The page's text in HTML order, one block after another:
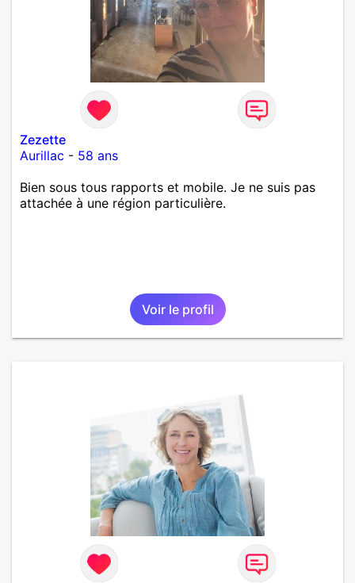
Zezette
Aurillac - 58 ans
Bien sous tous rapports et mobile. Je ne suis pas
attachée à une région particulière.
Voir le profil